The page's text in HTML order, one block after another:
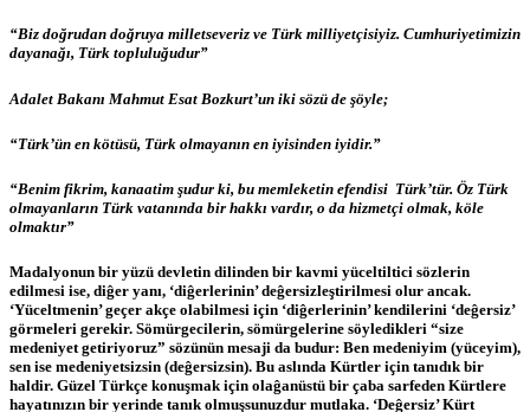
“Biz doğrudan doğruya milletseveriz ve Türk milliyetçisiyiz. Cumhuriyetimizin
dayanağı, Türk topluluğudur”
Adalet Bakanı Mahmut Esat Bozkurt’un iki sözü de şöyle;
“Türk’ün en kötüsü, Türk olmayanın en iyisinden iyidir.”
“Benim fikrim, kanaatim şudur ki, bu memleketin efendisi Türk’tür. Öz Türk
olmayanların Türk vatanında bir hakkı vardır, o da hizmetçi olmak, köle
olmaktır”
Madalyonun bir yüzü devletin dilinden bir kavmi yüceltiltici sözlerin
edilmesi ise, diĝer yanı, ‘diĝerlerinin’ deĝersizleştirilmesi olur ancak.
‘Yüceltmenin’ geçer akçe olabilmesi için ‘diĝerlerinin’ kendilerini ‘deĝersiz’
görmeleri gerekir. Sömürgecilerin, sömürgelerine söyledikleri “size
medeniyet getiriyoruz” sözünün mesaji da budur: Ben medeniyim (yüceyim),
sen ise medeniyetsizsin (deĝersizsin). Bu aslında Kürtler için tanıdık bir
haldir. Güzel Türkçe konuşmak için olaĝanüstü bir çaba sarfeden Kürtlere
hayatınızın bir yerinde tanık olmuşsunuzdur mutlaka. ‘Deĝersiz’ Kürt